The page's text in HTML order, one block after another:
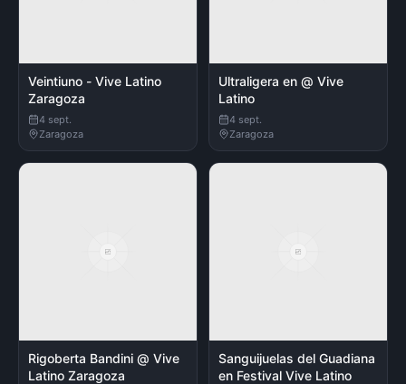
Veintiuno - Vive Latino
Zaragoza
4 sept.
Zaragoza
Ultraligera en @ Vive
Latino
4 sept.
Zaragoza
Rigoberta Bandini @ Vive
Latino Zaragoza
Sanguijuelas del Guadiana
en Festival Vive Latino